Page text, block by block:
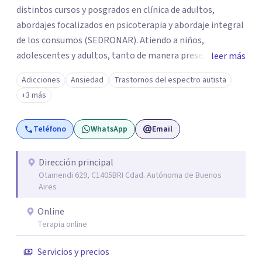
distintos cursos y posgrados en clínica de adultos,
abordajes focalizados en psicoterapia y abordaje integral
de los consumos (SEDRONAR). Atiendo a niños,
adolescentes y adultos, tanto de manera presencial
como online. Trabajo con distintas problemáticas como
depresión, ataques de pánico, adicciones, trastornos
alimentarios, trastornos del espectro autista (TEA) y
otras situaciones que generan malestar. Entiendo que
cada persona llega con una historia única, por eso el
quien consulta.
leer más
Adicciones Ansiedad
Trastornos del espectro autista
+3 más
Teléfono WhatsApp Email
Dirección principal
Otamendi 629, C1405BRI Cdad. Autónoma de Buenos
Aires
Online
Terapia online
Servicios y precios